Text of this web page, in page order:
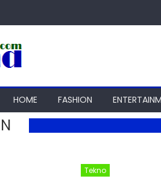
HOME FASHION
Tekno